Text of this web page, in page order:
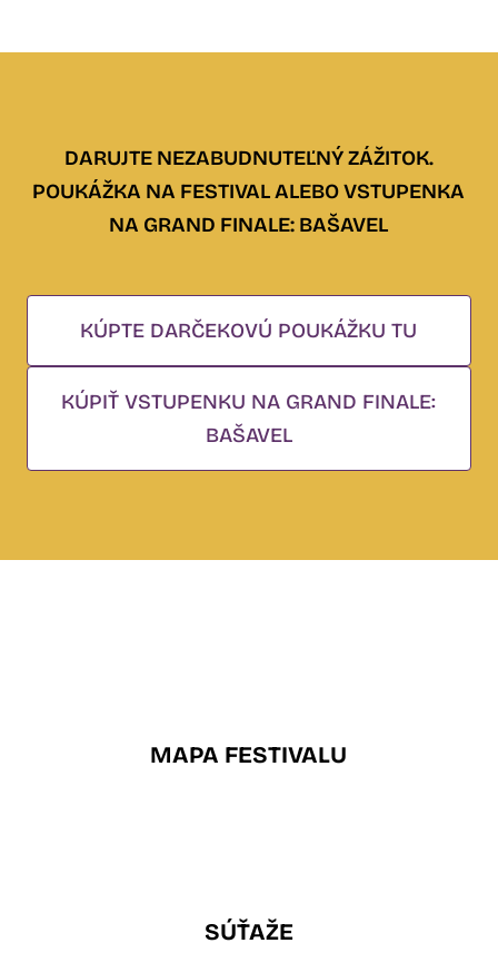
DARUJTE NEZABUDNUTEĽNÝ ZÁŽITOK.
POUKÁŽKA NA FESTIVAL ALEBO VSTUPENKA
NA GRAND FINALE: BAŠAVEL
KÚPTE DARČEKOVÚ POUKÁŽKU TU
KÚPIŤ VSTUPENKU NA GRAND FINALE:
BAŠAVEL
MAPA FESTIVALU
SÚŤAŽE